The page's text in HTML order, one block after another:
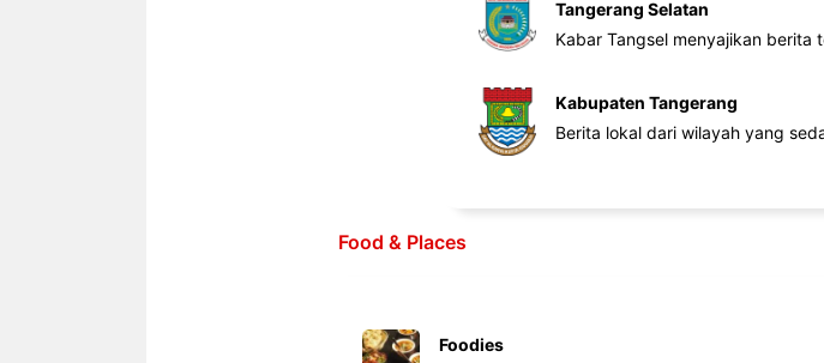
Tangerang Selatan
Kabar Tangsel menyajikan berita
Kabupaten Tangerang
Berita lokal dari wilayah yang
Food & Places
Foodies